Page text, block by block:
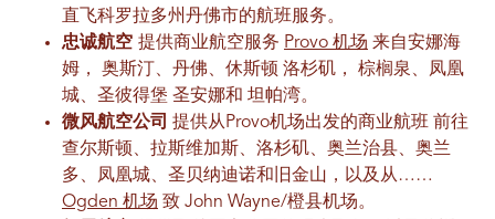
直飞科罗拉多州丹佛市的航班服务。
忠诚航空 提供商业航空服务 Provo 机场 来自安娜海
姆， 奥斯汀、丹佛、休斯顿 洛杉矶， 棕榈泉、凤凰
城、圣彼得堡 圣安娜和 坦帕湾。
微风航空公司 提供从Provo机场出发的商业航班 前往
查尔斯顿、拉斯维加斯、洛杉矶、奥兰治县、奥兰
多、凤凰城、圣贝纳迪诺和旧金山，以及从……
Ogden 机场 致 John Wayne/橙县机场。